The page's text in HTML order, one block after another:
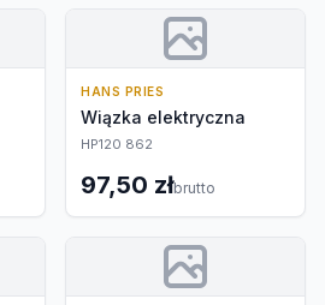
HANS PRIES
Wiązka elektryczna
HP120 862
97,50 złbrutto